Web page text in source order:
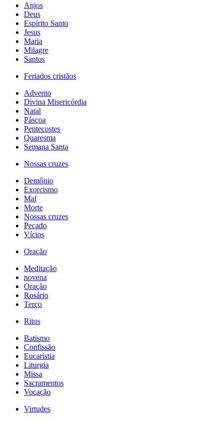
Anjos
Deus
Espírito Santo
Jesus
Maria
Milagre
Santos
Feriados cristãos
Advento
Divina Misericórdia
Natal
Páscoa
Pentecostes
Quaresma
Semana Santa
Nossas cruzes
Demônio
Exorcismo
Mal
Morte
Nossas cruzes
Pecado
Vícios
Oração
Meditação
novena
Oração
Rosário
Terço
Ritos
Batismo
Confissão
Eucaristia
Liturgia
Missa
Sacramentos
Vocação
Virtudes